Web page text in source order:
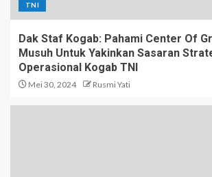
TNI
Dak Staf Kogab: Pahami Center Of
Musuh Untuk Yakinkan Sasaran
Operasional Kogab TNI
Mei 30, 2024 Rusmi Yati